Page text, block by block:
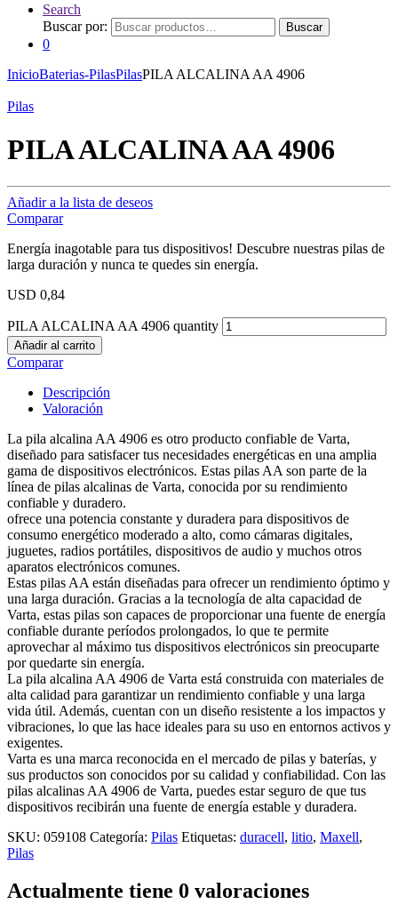
Search
Buscar por:
Buscar
0
InicioBaterias-PilasPilasPILA ALCALINA AA 4906
Pilas
PILA ALCALINA AA 4906
Añadir a la lista de deseos
Comparar
Energía inagotable para tus dispositivos! Descubre nuestras pilas de
larga duración y nunca te quedes sin energía.
USD 0,84
PILA ALCALINA AA 4906 quantity
Añadir al carrito
Comparar
Descripción
Valoración
La pila alcalina AA 4906 es otro producto confiable de Varta,
diseñado para satisfacer tus necesidades energéticas en una amplia
gama de dispositivos electrónicos. Estas pilas AA son parte de la
línea de pilas alcalinas de Varta, conocida por su rendimiento
confiable y duradero.
ofrece una potencia constante y duradera para dispositivos de
consumo energético moderado a alto, como cámaras digitales,
juguetes, radios portátiles, dispositivos de audio y muchos otros
aparatos electrónicos comunes.
Estas pilas AA están diseñadas para ofrecer un rendimiento óptimo y
una larga duración. Gracias a la tecnología de alta capacidad de
Varta, estas pilas son capaces de proporcionar una fuente de energía
confiable durante períodos prolongados, lo que te permite
aprovechar al máximo tus dispositivos electrónicos sin preocuparte
por quedarte sin energía.
La pila alcalina AA 4906 de Varta está construida con materiales de
alta calidad para garantizar un rendimiento confiable y una larga
vida útil. Además, cuentan con un diseño resistente a los impactos y
vibraciones, lo que las hace ideales para su uso en entornos activos y
exigentes.
Varta es una marca reconocida en el mercado de pilas y baterías, y
sus productos son conocidos por su calidad y confiabilidad. Con las
pilas alcalinas AA 4906 de Varta, puedes estar seguro de que tus
dispositivos recibirán una fuente de energía estable y duradera.
SKU: 059108 Categoría: Pilas Etiquetas: duracell, litio, Maxell,
Pilas
Actualmente tiene 0 valoraciones